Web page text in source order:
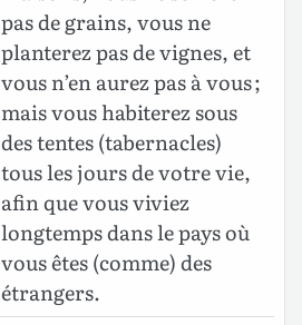
pas de grains, vous ne
planterez pas de vignes, et
vous n’en aurez pas à vous ;
mais vous habiterez sous
des tentes (tabernacles)
tous les jours de votre vie,
afin que vous viviez
longtemps dans le pays où
vous êtes (comme) des
étrangers.